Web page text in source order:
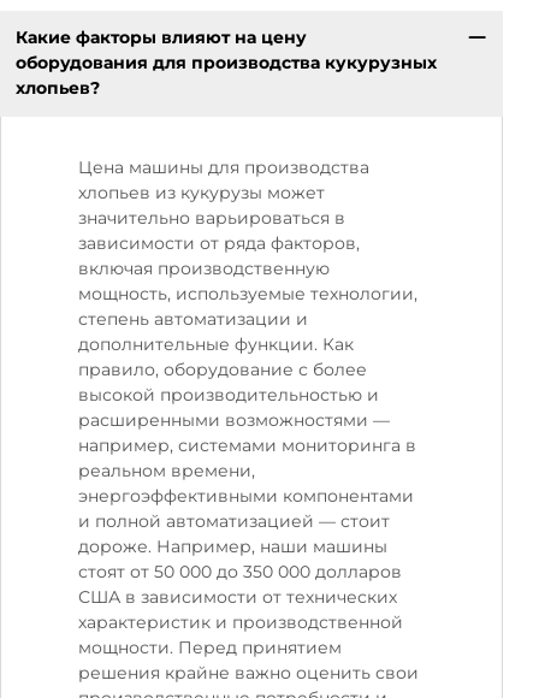
Какие факторы влияют на цену
оборудования для производства кукурузных
хлопьев?
Цена машины для производства
хлопьев из кукурузы может
значительно варьироваться в
зависимости от ряда факторов,
включая производственную
мощность, используемые технологии,
степень автоматизации и
дополнительные функции. Как
правило, оборудование с более
высокой производительностью и
расширенными возможностями —
например, системами мониторинга в
реальном времени,
энергоэффективными компонентами
и полной автоматизацией — стоит
дороже. Например, наши машины
стоят от 50 000 до 350 000 долларов
США в зависимости от технических
характеристик и производственной
мощности. Перед принятием
решения крайне важно оценить свои